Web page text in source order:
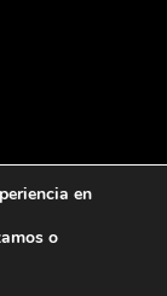
Unika Web & SEO
en
o